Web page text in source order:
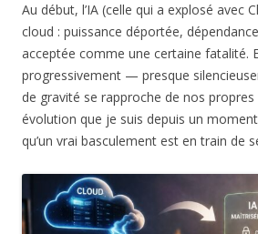
Au début, l’IA (celle qui a explosé avec
cloud : puissance déportée,
acceptée comme une certaine fatalité.
progressivement — presque
de gravité se rapproche de nos propres
évolution que je suis depuis un
qu’un vrai basculement est en train de